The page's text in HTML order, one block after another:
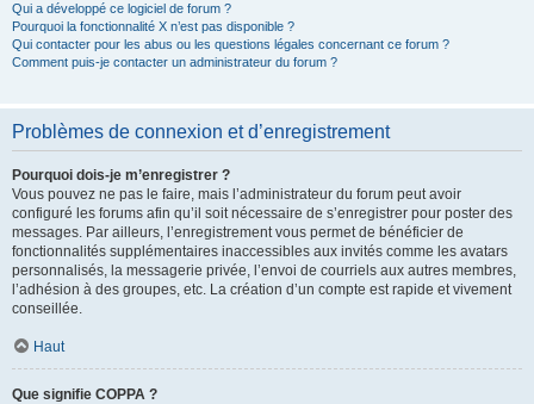
Qui a développé ce logiciel de forum ?
Pourquoi la fonctionnalité X n’est pas disponible ?
Qui contacter pour les abus ou les questions légales concernant ce forum ?
Comment puis-je contacter un administrateur du forum ?
Problèmes de connexion et d’enregistrement
Pourquoi dois-je m’enregistrer ?
Vous pouvez ne pas le faire, mais l’administrateur du forum peut avoir
configuré les forums afin qu’il soit nécessaire de s’enregistrer pour poster des
messages. Par ailleurs, l’enregistrement vous permet de bénéficier de
fonctionnalités supplémentaires inaccessibles aux invités comme les avatars
personnalisés, la messagerie privée, l’envoi de courriels aux autres membres,
l’adhésion à des groupes, etc. La création d’un compte est rapide et vivement
conseillée.
Haut
Que signifie COPPA ?